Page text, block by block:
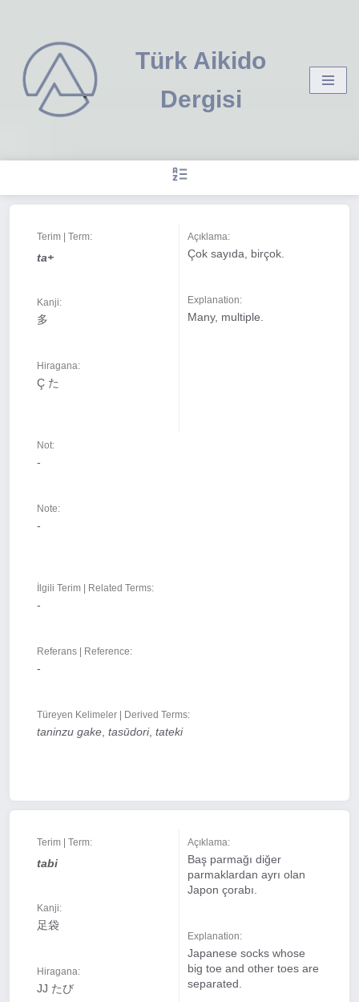
İçeriğe
geç
Türk Aikido
Dergisi
Terim | Term:
ta+
Kanji:
多
Hiragana:
Ç た
Açıklama:
Çok sayıda, birçok.
Explanation:
Many, multiple.
Not:
-
Note:
-
İlgili Terim | Related Terms:
-
Referans | Reference:
-
Türeyen Kelimeler | Derived Terms:
taninzu gake tasūdori, tateki
Terim | Term:
tabi
Kanji:
足袋
Hiragana:
JJ たび
Açıklama:
Baş parmağı diğer
parmaklardan ayrı olan
Japon çorabı.
Explanation:
Japanese socks whose
big toe and other toes are
separated.